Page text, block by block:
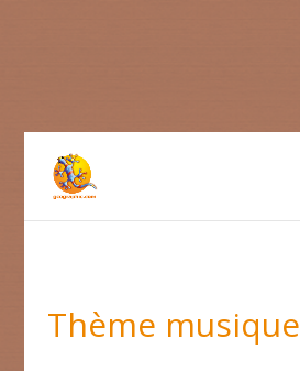
Thème musique